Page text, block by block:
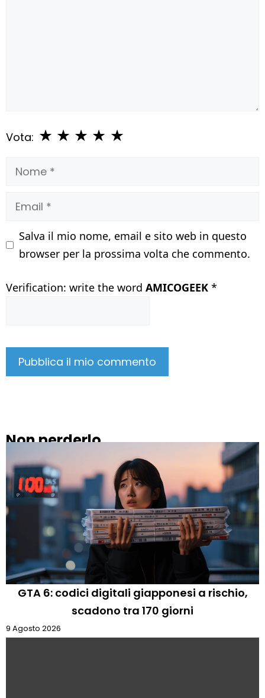
Vota: ★
★
★
★
★
Nome
Email
Salva il mio nome, email e sito web in questo
browser per la prossima volta che commento.
Verification: write the word AMICOGEEK *
Non perderlo
GTA 6: codici digitali giapponesi a rischio,
scadono tra 170 giorni
9 Agosto 2026